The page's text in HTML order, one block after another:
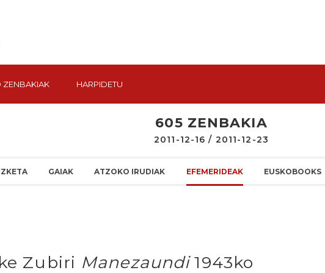
ZENBAKIAK HARPIDETU
605 ZENBAKIA
2011-12-16 / 2011-12-23
GAIAK ATZOKO IRUDIAK EFEMERIDEAK EUSKOBOOKS
Zubiri Manezaundi1943ko